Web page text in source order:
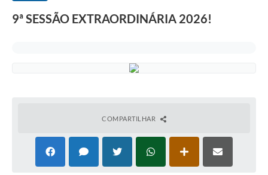
9ª SESSÃO EXTRAORDINÁRIA 2026!
COMPARTILHAR